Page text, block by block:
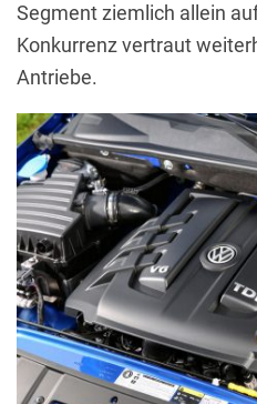
Segment ziemlich allein
Konkurrenz vertraut
Antriebe.